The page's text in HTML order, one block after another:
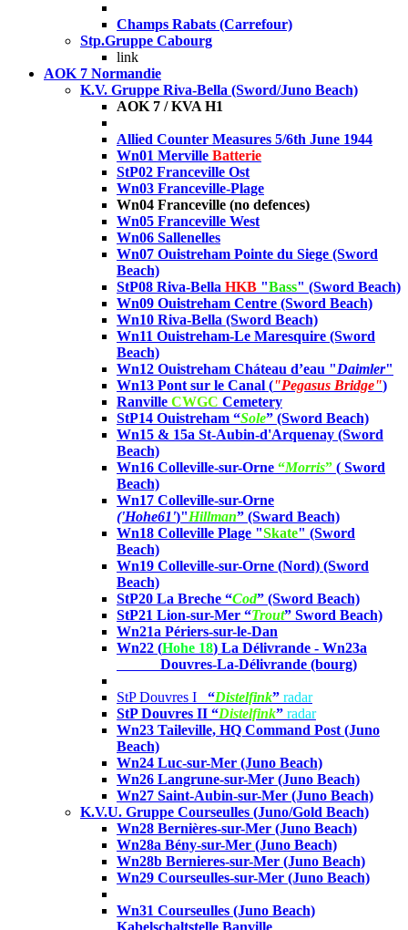
Champs Rabats (Carrefour)
Stp.Gruppe Cabourg
link
AOK 7 Normandie
K.V. Gruppe Riva-Bella (Sword/Juno Beach)
AOK 7 / KVA H1
Allied Counter Measures 5/6th June 1944
Wn01 Merville Batterie
StP02 Franceville Ost
Wn03 Franceville-Plage
Wn04 Franceville (no defences)
Wn05 Franceville West
Wn06 Sallenelles
Wn07 Ouistreham Pointe du Siege (Sword
Beach)
StP08 Riva-Bella HKB "Bass" (Sword Beach)
Wn09 Ouistreham Centre (Sword Beach)
Wn10 Riva-Bella (Sword Beach)
Wn11 Ouistreham-Le Maresquire (Sword
Beach)
Wn12 Ouistreham Cháteau d’eau "Daimler"
Wn13 Pont sur le Canal ("Pegasus Bridge")
Ranville CWGC Cemetery
StP14 Ouistreham “Sole” (Sword Beach)
Wn15 & 15a St-Aubin-d'Arquenay (Sword
Beach)
Wn16 Colleville-sur-Orne “Morris” ( Sword
Beach)
Wn17 Colleville-sur-Orne
('Hohe61')"Hillman” (Sward Beach)
Wn18 Colleville Plage "Skate" (Sword
Beach)
Wn19 Colleville-sur-Orne (Nord) (Sword
Beach)
StP20 La Breche “Cod” (Sword Beach)
StP21 Lion-sur-Mer “Trout” Sword Beach)
Wn21a Périers-sur-le-Dan
Wn22 (Hohe 18) La Délivrande - Wn23a
Douvres-La-Délivrande (bourg)
StP Douvres I “Distelfink” radar
StP Douvres II “Distelfink” radar
Wn23 Taileville, HQ Command Post (Juno
Beach)
Wn24 Luc-sur-Mer (Juno Beach)
Wn26 Langrune-sur-Mer (Juno Beach)
Wn27 Saint-Aubin-sur-Mer (Juno Beach)
K.V.U. Gruppe Courseulles (Juno/Gold Beach)
Wn28 Bernières-sur-Mer (Juno Beach)
Wn28a Bény-sur-Mer (Juno Beach)
Wn28b Bernieres-sur-Mer (Juno Beach)
Wn29 Courseulles-sur-Mer (Juno Beach)
Wn31 Courseulles (Juno Beach)
Kabelschaltstelle Banville